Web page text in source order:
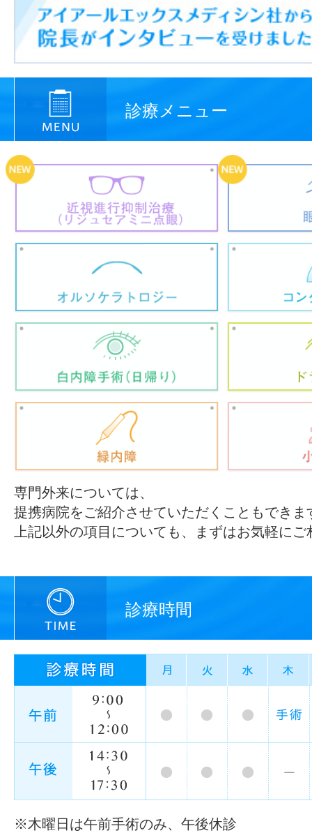
診療メニュー
専門外来については、
提携病院をご紹介させていただくこともできま
上記以外の項目についても、まずはお気軽に
診療時間
※木曜日は午前手術のみ、午後休診